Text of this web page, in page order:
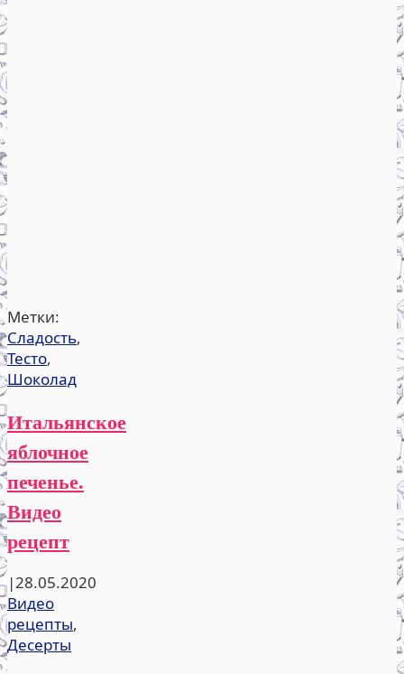
Метки:
Сладость,
Тесто,
Шоколад
Итальянское
яблочное
печенье.
Видео
рецепт
|28.05.2020
Видео
рецепты,
Десерты